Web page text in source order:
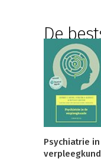
De
Psychiatrie